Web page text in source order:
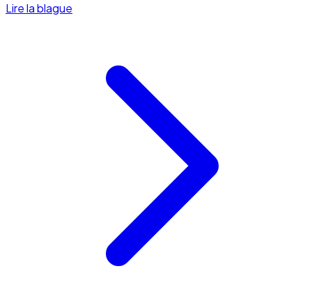
Lire la blague